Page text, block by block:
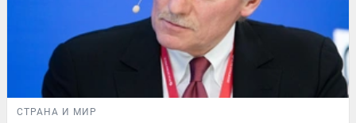
СТРАНА И МИР